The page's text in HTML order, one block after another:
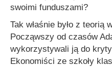
swoimi funduszami?
Tak właśnie było z teorią
Począwszy od czasów
wykorzystywali ją do
Ekonomiści ze szkoły